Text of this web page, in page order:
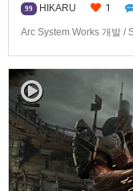
99 HIKARU 1
Arc System Works 개발 /
로 예정.